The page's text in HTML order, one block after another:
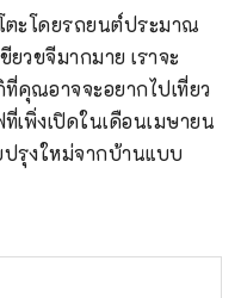
ตะโดยรถยนต์ประมาณ
วขจีมากมาย เราจะ
คุณอาจจะอยากไปเที่ยว
เพิ่งเปิดในเดือนเมษายน
รุงใหม่จากบ้านแบบ